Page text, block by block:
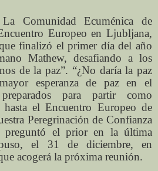
Comunidad Ecuménica de
Europeo en Ljubljana,
finalizó el primer día del año
Mathew, desafiando a los
de la paz”. “¿No daría la paz
esperanza de paz en el
para partir como
el Encuentro Europeo de
Peregrinación de Confianza
preguntó el prior en la última
el 31 de diciembre, en
acogerá la próxima reunión.